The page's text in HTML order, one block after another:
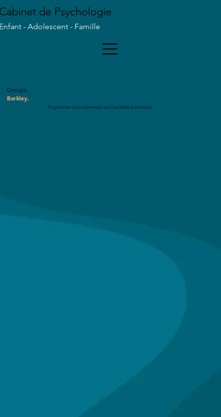
de Psychologie
- Adolescent - Famille
Groupe
Barkley.
Programme d'entraînement aux habiletés parentales